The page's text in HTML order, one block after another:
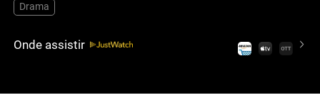
Drama
Onde assistir